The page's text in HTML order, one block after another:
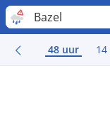
Bazel
48 uur